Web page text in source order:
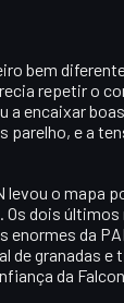
bem
repetir o
a encaixar
e a
levou o mapa
dois
enormes da
de granadas e
da